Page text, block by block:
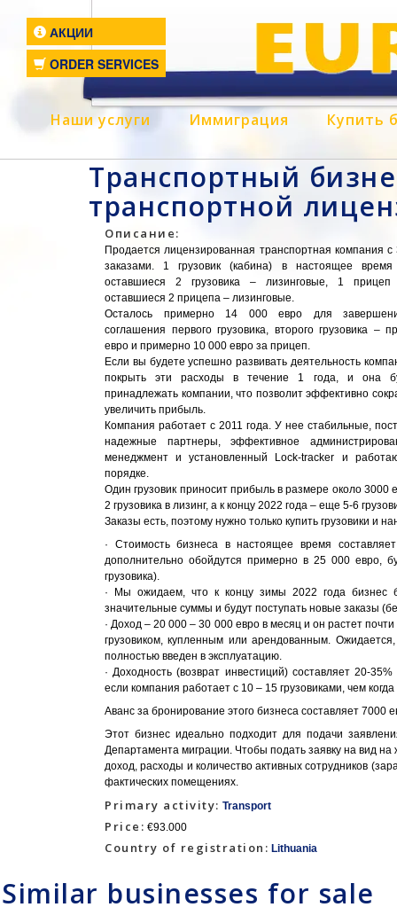
АКЦИИ
ORDER SERVICES
Наши услуги Иммиграция Купить
Транспортный
транспортной
Описание:
Продается лицензированная транспортная компания с
заказами. 1 грузовик (кабина) в настоящее
оставшиеся 2 грузовика – лизинговые, 1 прицеп
оставшиеся 2 прицепа – лизинговые.
Осталось примерно 14 000 евро для
соглашения первого грузовика, второго грузовика –
евро и примерно 10 000 евро за прицеп.
Если вы будете успешно развивать деятельность
покрыть эти расходы в течение 1 года, и она
принадлежать компании, что позволит эффективно
увеличить прибыль.
Компания работает с 2011 года. У нее стабильные,
надежные партнеры, эффективное
менеджмент и установленный Lock-tracker и
порядке.
Один грузовик приносит прибыль в размере около
2 грузовика в лизинг, а к концу 2022 года – еще 5-6
Заказы есть, поэтому нужно только купить грузовики и
· Стоимость бизнеса в настоящее время
дополнительно обойдутся примерно в 25 000 евро,
грузовика).
· Мы ожидаем, что к концу зимы 2022 года бизнес
значительные суммы и будут поступать новые заказы
· Доход – 20 000 – 30 000 евро в месяц и он растет
грузовиком, купленным или арендованным.
полностью введен в эксплуатацию.
· Доходность (возврат инвестиций) составляет 20-
если компания работает с 10 – 15 грузовиками, чем когда
Аванс за бронирование этого бизнеса составляет 7000
Этот бизнес идеально подходит для подачи
Департамента миграции. Чтобы подать заявку на вид
доход, расходы и количество активных сотрудников
фактических помещениях.
Primary activity: Transport
Price: €93.000
Country of registration: Lithuania
Similar businesses for sale